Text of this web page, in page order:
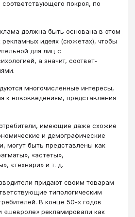
покроя, по
должна быть основана в этом
рекламных идеях (сюжетах), чтобы
для лиц с
а значит, соответ­
многочисленные интересы,
к нововведениям, представления
имеющие даже схожие
и демографические
могут быть представлены как
«эстеты»,
«технари» и т. д.
придают своим товарам
типологическим
В конце 50-х годов
«шевроле» рекламировали как